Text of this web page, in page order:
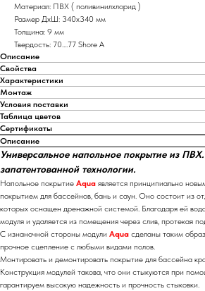
Материал: ПВХ ( поливинилхлорид )
Размер ДхШ: 340х340 мм
Толщина: 9 мм
Твердость: 70....77 Shore A
Описание
Свойства
Характеристики
Монтаж
Условия поставки
Таблица цветов
Сертификаты
Описание
Универсальное напольное покрытие из
запатентованной технологии.
Напольное покрытие Aqua является принципиально
покрытием для бассейнов, бань и саун. Оно состоит из
которых оснащен дренажной системой. Благодаря ей
модуля и удаляется из помещения через слив, протекая
С изнаночной стороны модули Aqua сделаны таким
прочное сцепление с любыми видами полов.
Монтировать и демонтировать покрытие для бассейна
Конструкция модулей такова, что они стыкуются при
гарантируем высокую надежность и прочность стыковки.